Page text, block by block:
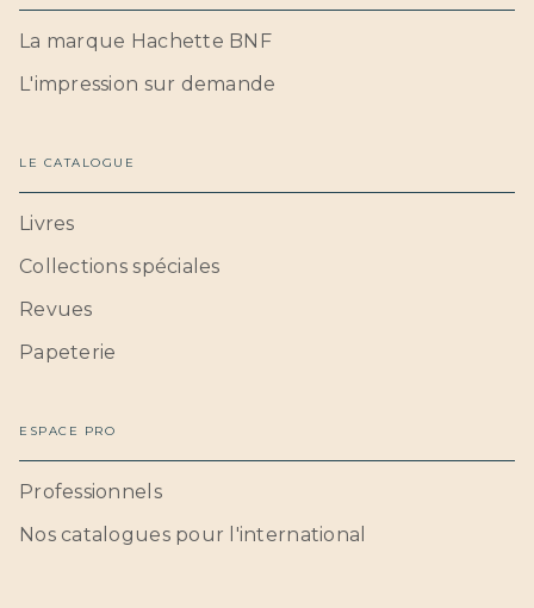
La marque Hachette BNF
L'impression sur demande
LE CATALOGUE
Livres
Collections spéciales
Revues
Papeterie
ESPACE PRO
Professionnels
Nos catalogues pour l'international